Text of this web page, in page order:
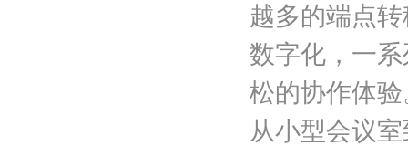
越多的端点
数字化，一
松的协作体
从小型会议